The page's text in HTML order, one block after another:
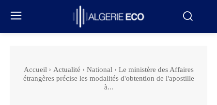
Accueil Actualité National
Le ministère des Affaires
étrangères précise les modalités d'obtention de l'apostille
à...